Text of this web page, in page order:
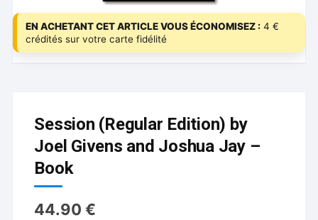
EN ACHETANT CET ARTICLE VOUS ÉCONOMISEZ : 4 €
crédités sur votre carte fidélité
Session (Regular Edition) by
Joel Givens and Joshua Jay –
Book
44.90€